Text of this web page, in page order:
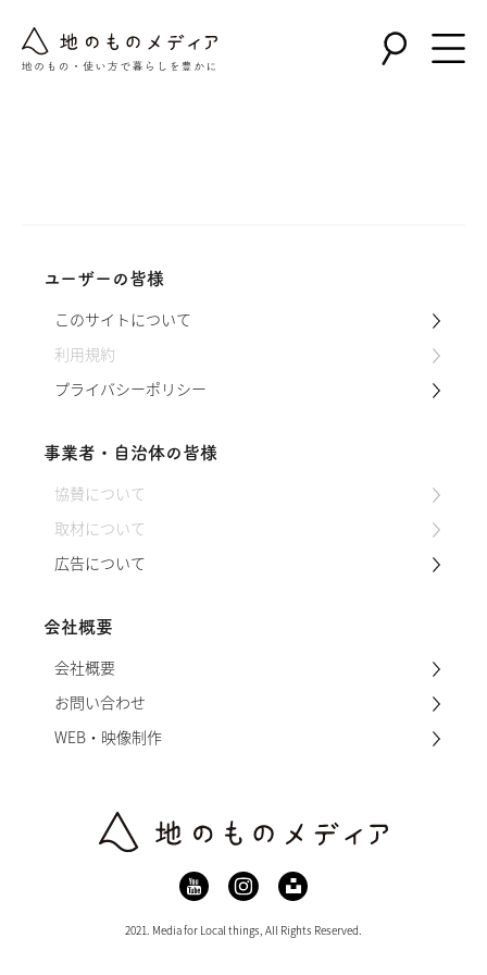
/home/nollie/jinomono.jp/public_html/wp-
content/themes/jinomono/functions.php
ユーザーの皆様
このサイトについて
利用規約
プライバシーポリシー
事業者・自治体の皆様
協賛について
取材について
広告について
会社概要
会社概要
お問い合わせ
WEB・映像制作
2021. Media for Local things, All Rights Reserved.